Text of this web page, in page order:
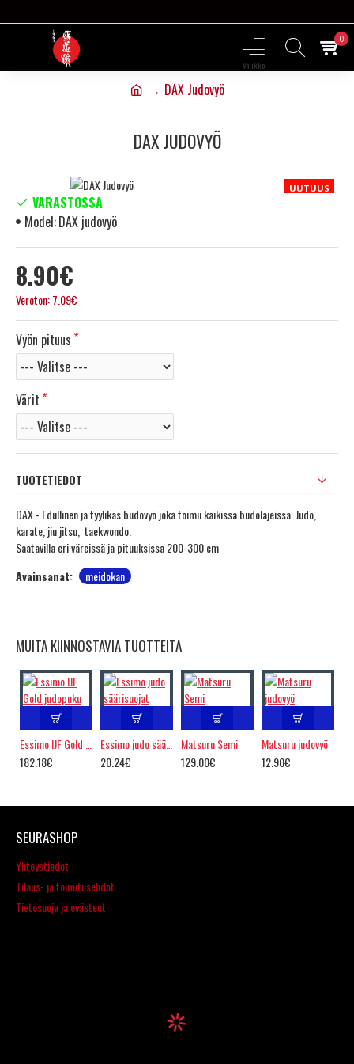
0
DAX Judovyö
DAX JUDOVYÖ
UUTUUS
8.90€
Veroton: 7.09€
VARASTOSSA
Model:DAX judovyö
Vyön pituus
Värit
TUOTETIEDOT
DAX - Edullinen ja tyylikäs budovyö joka toimii kaikissa budolajeissa. Judo,
karate, jiu jitsu, taekwondo.
Saatavilla eri väreissä ja pituuksissa 200-300 cm
Avainsanat:
meidokan
MUITA KIINNOSTAVIA TUOTTEITA
182.18€
Essimo judo säärisuojat
20.24€
Matsuru Semi
129.00€
Matsuru judovyö
12.90€
SEURASHOP
Yhteystiedot
Tilaus- ja toimitusehdot
Tietosuoja ja evästeet